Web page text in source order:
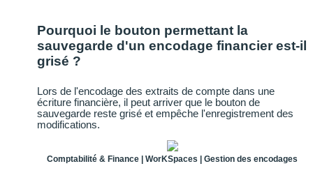
Pourquoi le bouton permettant la
sauvegarde d'un encodage financier est-il
grisé ?
Lors de l'encodage des extraits de compte dans une
écriture financière, il peut arriver que le bouton de
sauvegarde reste grisé et empêche l'enregistrement des
modifications.
Comptabilité & Finance | WorKSpaces | Gestion des encodages